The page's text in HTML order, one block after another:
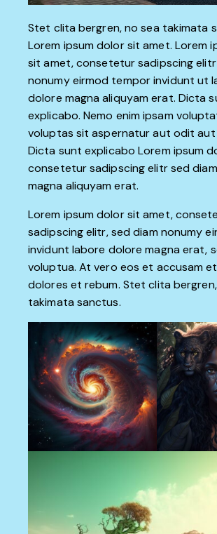
Stet clita bergren, no sea takimata
Lorem ipsum dolor sit amet. Lorem
sit amet, consetetur sadipscing
nonumy eirmod tempor invidunt ut
dolore magna aliquyam erat. Dicta
explicabo. Nemo enim ipsam
voluptas sit aspernatur aut odit aut
Dicta sunt explicabo Lorem ipsum
consetetur sadipscing elitr sed
magna aliquyam erat.
Lorem ipsum dolor sit amet,
sadipscing elitr, sed diam nonumy
invidunt labore dolore magna erat,
voluptua. At vero eos et accusam
dolores et rebum. Stet clita
takimata sanctus.